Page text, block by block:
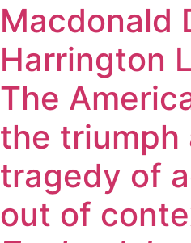
Macdonald
Harrington
The
the triumph
tragedy of
out of